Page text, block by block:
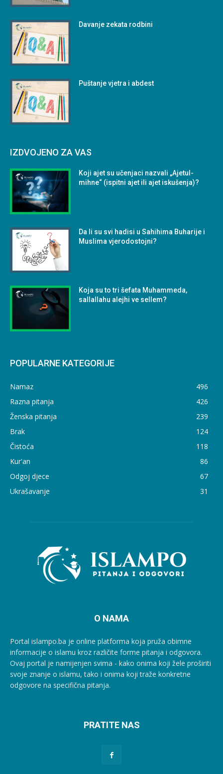
Davanje zekata rodbini
Puštanje vjetra i abdest
IZDVOJENO ZA VAS
Koji ajet su učenjaci nazvali „Ajetul-
mihne“ (ispitni ajet ili ajet iskušenja)?
Da li su svi hadisi u Sahihima Buharije i
Muslima vjerodostojni?
Koja su to tri šefata Muhammeda,
sallallahu alejhi ve sellem?
POPULARNE KATEGORIJE
Namaz
496
Razna pitanja
426
Ženska pitanja
239
Brak
124
Čistoća
118
Kur'an
86
Odgoj djece
67
Ukrašavanje
31
O NAMA
Portal islampo.ba je online platforma koja pruža obimne
informacije o islamu kroz različite forme pitanja i odgovora.
Ovaj portal je namijenjen svima - kako onima koji žele proširiti
svoje znanje o islamu, tako i onima koji traže konkretne
odgovore na specifična pitanja.
PRATITE NAS